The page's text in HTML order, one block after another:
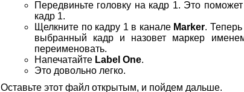
Передвиньте головку на кадр 1. Это
кадр 1.
Щелкните по кадру 1 в канале Marker.
выбранный кадр и назовет маркер
переименовать.
Напечатайте Label One.
Это довольно легко.
Оставьте этот файл открытым, и пойдем дальше.